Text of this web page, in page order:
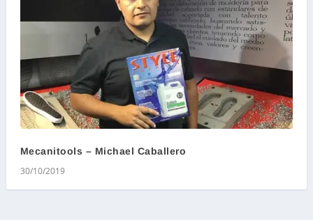
Mecanitools – Michael Caballero
30/10/2019